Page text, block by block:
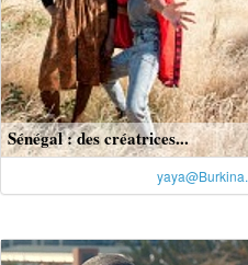
Sénégal : des créatrices...
yaya@Burkina.